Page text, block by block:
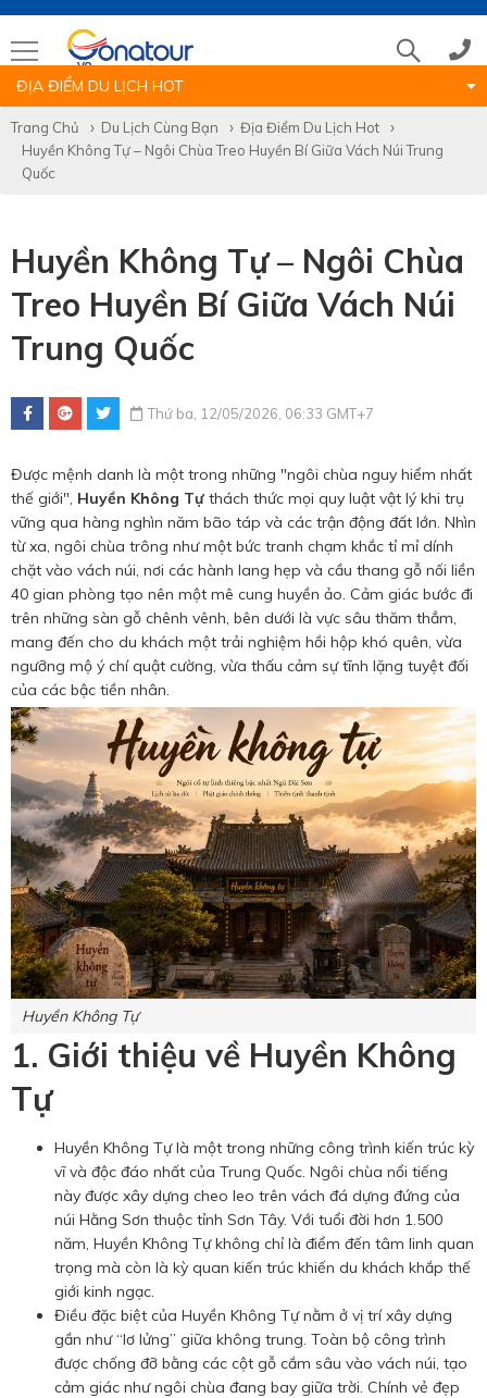
(028)39 14 18 18
0786 711 611
Hotline tour trong nước
0783 336 116
Hotine CSKH
0916 404 578
Hotline tư vấn dịch vụ
0784 849 849
ĐỊA ĐIỂM DU LỊCH HOT
Trang Chủ Du Lịch Cùng Bạn
Địa Điểm Du Lịch Hot
Huyền Không Tự – Ngôi Chùa Treo Huyền Bí Giữa Vách Núi Trung
Quốc
Huyền Không Tự – Ngôi Chùa
Treo Huyền Bí Giữa Vách Núi
Trung Quốc
Thứ ba, 12/05/2026, 06:33 GMT+7
Được mệnh danh là một trong những "ngôi chùa nguy hiểm nhất
thế giới", Huyền Không Tự thách thức mọi quy luật vật lý khi trụ
vững qua hàng nghìn năm bão táp và các trận động đất lớn. Nhìn
từ xa, ngôi chùa trông như một bức tranh chạm khắc tỉ mỉ dính
chặt vào vách núi, nơi các hành lang hẹp và cầu thang gỗ nối liền
40 gian phòng tạo nên một mê cung huyền ảo. Cảm giác bước đi
trên những sàn gỗ chênh vênh, bên dưới là vực sâu thăm thẳm,
mang đến cho du khách một trải nghiệm hồi hộp khó quên, vừa
ngưỡng mộ ý chí quật cường, vừa thấu cảm sự tĩnh lặng tuyệt đối
của các bậc tiền nhân.
Huyền Không Tự
1. Giới thiệu về Huyền Không
Tự
Huyền Không Tự là một trong những công trình kiến trúc kỳ
vĩ và độc đáo nhất của Trung Quốc. Ngôi chùa nổi tiếng
này được xây dựng cheo leo trên vách đá dựng đứng của
núi Hằng Sơn thuộc tỉnh Sơn Tây. Với tuổi đời hơn 1.500
năm, Huyền Không Tự không chỉ là điểm đến tâm linh quan
trọng mà còn là kỳ quan kiến trúc khiến du khách khắp thế
giới kinh ngạc.
Điều đặc biệt của Huyền Không Tự nằm ở vị trí xây dựng
gần như “lơ lửng” giữa không trung. Toàn bộ công trình
được chống đỡ bằng các cột gỗ cắm sâu vào vách núi, tạo
cảm giác như ngôi chùa đang bay giữa trời. Chính vẻ đẹp